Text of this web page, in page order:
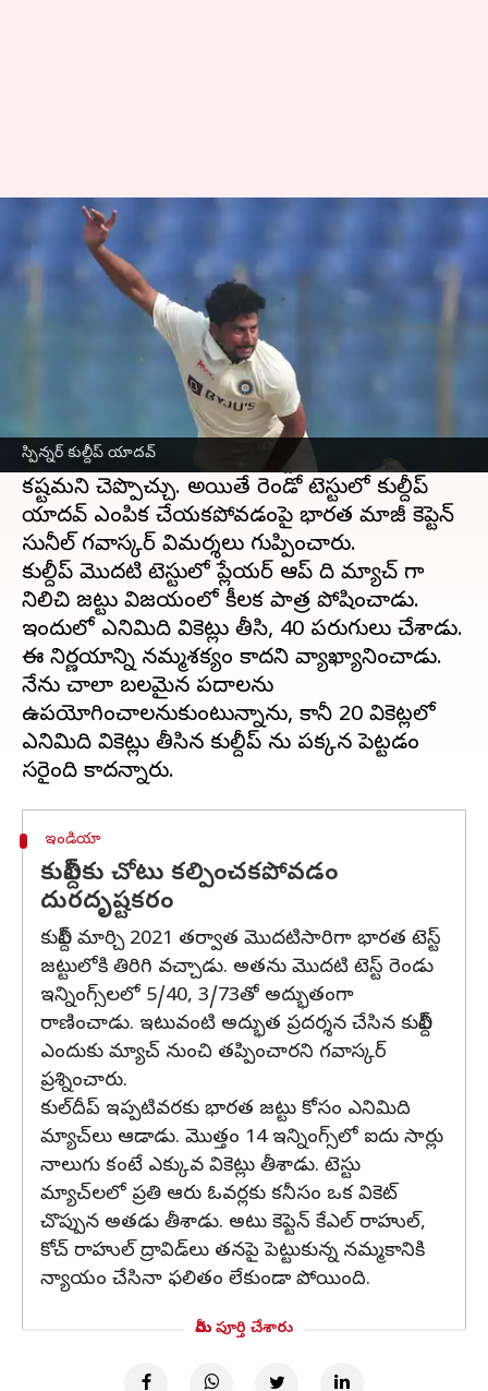
స్పిన్నర్ కుల్దీప్ యాదవ్
కుల్దీప్‌ను పక్కన పెట్టడం..
నమ్మశక్యంగా లేదు : గవాస్కర్‌
Jayachandra Akuri Dec 22, 2022
జాతీయ జట్టులో స్థానం కోల్పోవడం పెద్ద సవాల్.. మళ్లీ
జట్టులో స్థానం సంపాదించడం అంత తేలికమైన
విషయం కాదు.. భారత్ క్రికెట్ జట్టులో ఇది మరింత
కష్టమని చెప్పొచ్చు. అయితే రెండో టెస్టులో కుల్దీప్
యాదవ్ ఎంపిక చేయకపోవడంపై భారత మాజీ కెప్టెన్
సునీల్ గవాస్కర్ విమర్శలు గుప్పించారు.
కుల్దీప్ మొదటి టెస్టులో ప్లేయర్ ఆప్ ది మ్యాచ్ గా
నిలిచి జట్టు విజయంలో కీలక పాత్ర పోషించాడు.
ఇందులో ఎనిమిది వికెట్లు తీసి, 40 పరుగులు చేశాడు.
ఈ నిర్ణయాన్ని నమ్మశక్యం కాదని వ్యాఖ్యానించాడు.
నేను చాలా బలమైన పదాలను
ఉపయోగించాలనుకుంటున్నాను, కానీ 20 వికెట్లలో
ఎనిమిది వికెట్లు తీసిన కుల్దీప్ ను పక్కన పెట్టడం
ఇండియా
కుల్దీప్‌కు చోటు కల్పించకపోవడం
దురదృష్టకరం
కుల్దీప్ మార్చి 2021 తర్వాత మొదటిసారిగా భారత టెస్ట్
జట్టులోకి తిరిగి వచ్చాడు. అతను మొదటి టెస్ట్ రెండు
ఇన్నింగ్స్‌లలో 5/40, 3/73తో అద్భుతంగా
రాణించాడు. ఇటువంటి అద్భుత ప్రదర్శన చేసిన కుల్దీప్
ఎందుకు మ్యాచ్ నుంచి తప్పించారని గవాస్కర్
ప్రశ్నించారు.
కుల్‌దీప్ ఇప్పటివరకు భారత జట్టు కోసం ఎనిమిది
మ్యాచ్‌లు ఆడాడు. మొత్తం 14 ఇన్నింగ్స్‌లో ఐదు సార్లు
నాలుగు కంటే ఎక్కువ వికెట్లు తీశాడు. టెస్టు
మ్యాచ్‌లలో ప్రతి ఆరు ఓవర్లకు కనీసం ఒక వికెట్
చొప్పున అతడు తీశాడు. అటు కెప్టెన్ కేఎల్ రాహుల్,
కోచ్ రాహుల్ ద్రావిడ్‌లు తనపై పెట్టుకున్న నమ్మకానికి
న్యాయం చేసినా ఫలితం లేకుండా పోయింది.
మీరు పూర్తి చేశారు